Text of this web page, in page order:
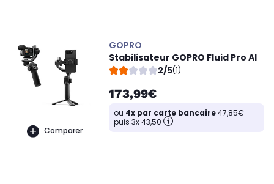
Comparer
GOPRO
Stabilisateur GOPRO Fluid Pro AI
2/5(1)
173,99€
ou 4x par carte bancaire47,85€
puis 3x 43,50